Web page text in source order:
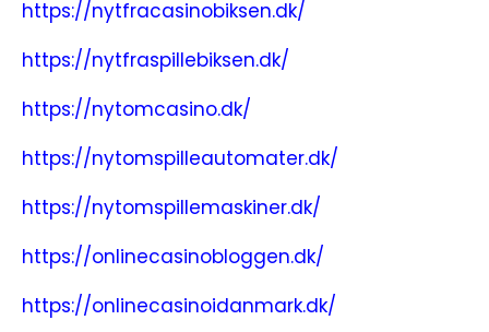
https://nytfracasinobiksen.dk/
https://nytfraspillebiksen.dk/
https://nytomcasino.dk/
https://nytomspilleautomater.dk/
https://nytomspillemaskiner.dk/
https://onlinecasinobloggen.dk/
https://onlinecasinoidanmark.dk/